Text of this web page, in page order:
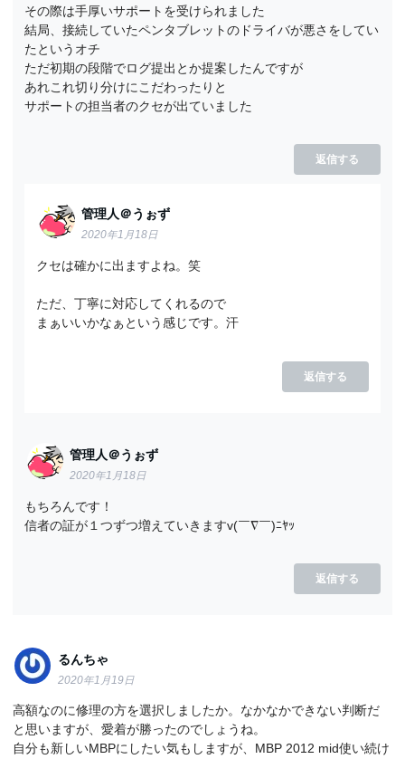
その際は手厚いサポートを受けられました
結局、接続していたペンタブレットのドライバが悪さをしてい
たというオチ
ただ初期の段階でログ提出とか提案したんですが
あれこれ切り分けにこだわったりと
サポートの担当者のクセが出ていました
返信する
管理人＠うぉず
2020年1月18日
クセは確かに出ますよね。笑
ただ、丁寧に対応してくれるので
まぁいいかなぁという感じです。汗
返信する
管理人＠うぉず
2020年1月18日
もちろんです！
信者の証が１つずつ増えていきますv(￣∇￣)ﾆﾔｯ
返信する
るんちゃ
2020年1月19日
高額なのに修理の方を選択しましたか。なかなかできない判断だ
と思いますが、愛着が勝ったのでしょうね。
自分も新しいMBPにしたい気もしますが、MBP 2012 mid使い続け